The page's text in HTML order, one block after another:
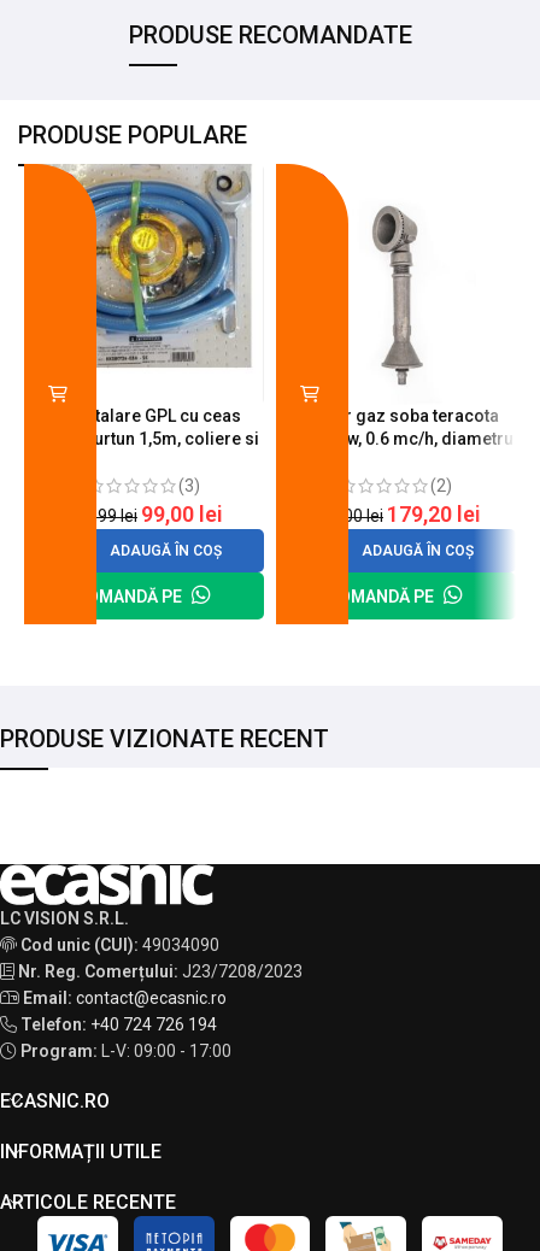
PRODUSE RECOMANDATE
PRODUSE POPULARE
Kit instalare GPL cu ceas
butelie, furtun 1,5m, coliere si
(3)
120,99lei 99,00 lei
ADAUGĂ ÎN COȘ
COMANDĂ PE
Arzator gaz soba teracota
A600, 6 kw, 0.6 mc/h, diametru
(2)
200,00lei 179,20 lei
ADAUGĂ ÎN COȘ
COMANDĂ PE
PRODUSE VIZIONATE RECENT
LC VISION S.R.L.
Cod unic (CUI): 49034090
Nr. Reg. Comerțului: J23/7208/2023
Email: contact@ecasnic.ro
Telefon: +40 724 726 194
Program:
L-V: 09:00 - 17:00
ECASNIC.RO
INFORMAȚII UTILE
ARTICOLE RECENTE